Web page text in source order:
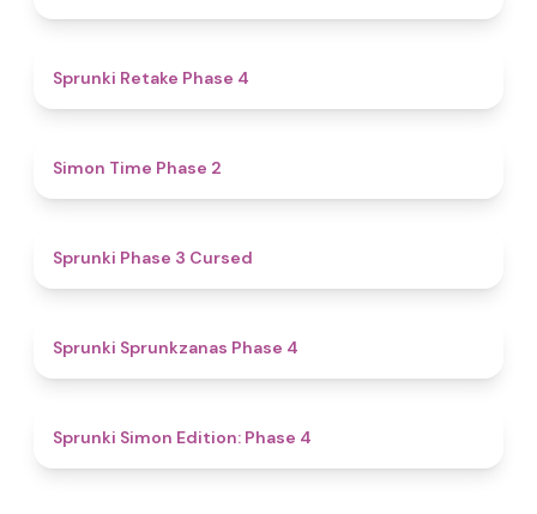
Sprunki Retake Phase 4
Simon Time Phase 2
Sprunki Phase 3 Cursed
Sprunki Sprunkzanas Phase 4
Sprunki Simon Edition: Phase 4